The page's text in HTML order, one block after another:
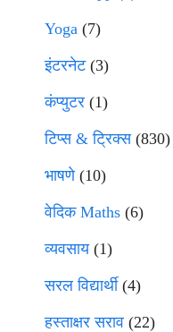
Yoga (7)
इंटरनेट(3)
कंप्युटर (1)
टिप्स & ट्रिक्स(830)
भाषणे(10)
वेदिक Maths (6)
व्यवसाय(1)
सरल विद्यार्थी(4)
हस्ताक्षर सराव (22)